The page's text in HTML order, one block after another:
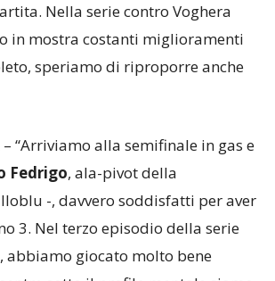
Nella serie contro Voghera
in mostra costanti miglioramenti
speriamo di riproporre anche
– “Arriviamo alla semifinale in gas e
Fedrigo, ala-pivot della
-, davvero soddisfatti per aver
3. Nel terzo episodio della serie
abbiamo giocato molto bene